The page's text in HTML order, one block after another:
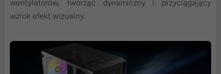
wentylatorów, tworząc dynamiczny i przyciągający
wzrok efekt wizualny.